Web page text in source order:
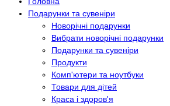
Подарунки та сувеніри
Новорічні подарунки
Вибрати новорічні подарунки
Подарунки та сувеніри
Продукти
Комп'ютери та ноутбуки
Товари для дітей
Краса і здоров'я